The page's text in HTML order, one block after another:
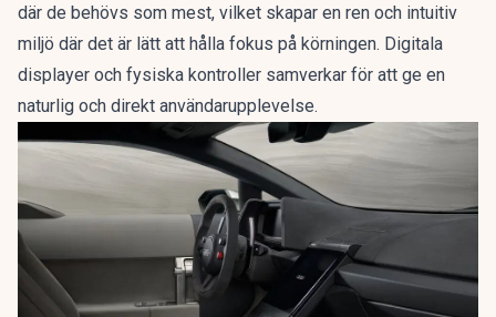
där de behövs som mest, vilket skapar en ren och intuitiv
miljö där det är lätt att hålla fokus på körningen. Digitala
displayer och fysiska kontroller samverkar för att ge en
naturlig och direkt användarupplevelse.